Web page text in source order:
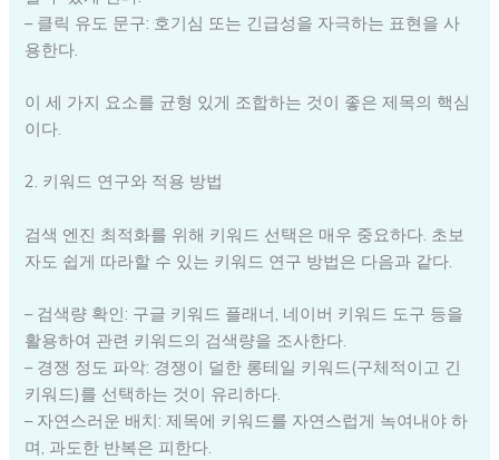
– 클릭 유도 문구: 호기심 또는 긴급성을 자극하는 표현을 사
용한다.
이 세 가지 요소를 균형 있게 조합하는 것이 좋은 제목의 핵심
이다.
2. 키워드 연구와 적용 방법
검색 엔진 최적화를 위해 키워드 선택은 매우 중요하다. 초보
자도 쉽게 따라할 수 있는 키워드 연구 방법은 다음과 같다.
– 검색량 확인: 구글 키워드 플래너, 네이버 키워드 도구 등을
활용하여 관련 키워드의 검색량을 조사한다.
– 경쟁 정도 파악: 경쟁이 덜한 롱테일 키워드(구체적이고 긴
키워드)를 선택하는 것이 유리하다.
– 자연스러운 배치: 제목에 키워드를 자연스럽게 녹여내야 하
며, 과도한 반복은 피한다.